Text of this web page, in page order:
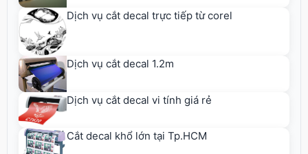
Dịch vụ cắt decal trực tiếp từ corel
Dịch vụ cắt decal 1.2m
Dịch vụ cắt decal vi tính giá rẻ
Cắt decal khổ lớn tại Tp.HCM